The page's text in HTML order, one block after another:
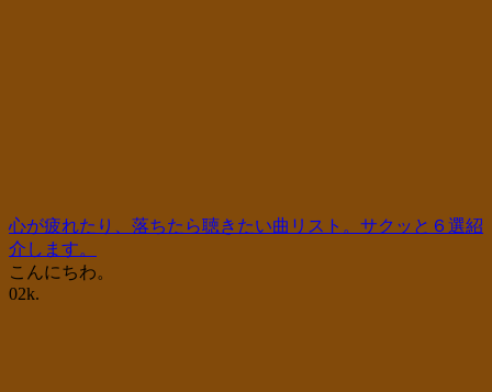
心が疲れたり、落ちたら聴きたい曲リスト。サクッと６選紹
介します。
こんにちわ。
02k.